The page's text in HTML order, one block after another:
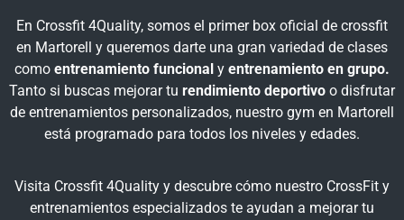
En Crossfit 4Quality, somos el primer box oficial de crossfit
en Martorell y queremos darte una gran variedad de clases
como entrenamiento funcional y entrenamiento en grupo.
Tanto si buscas mejorar tu rendimiento deportivo o disfrutar
de entrenamientos personalizados, nuestro gym en Martorell
está programado para todos los niveles y edades.
Visita Crossfit 4Quality y descubre cómo nuestro CrossFit y
entrenamientos especializados te ayudan a mejorar tu